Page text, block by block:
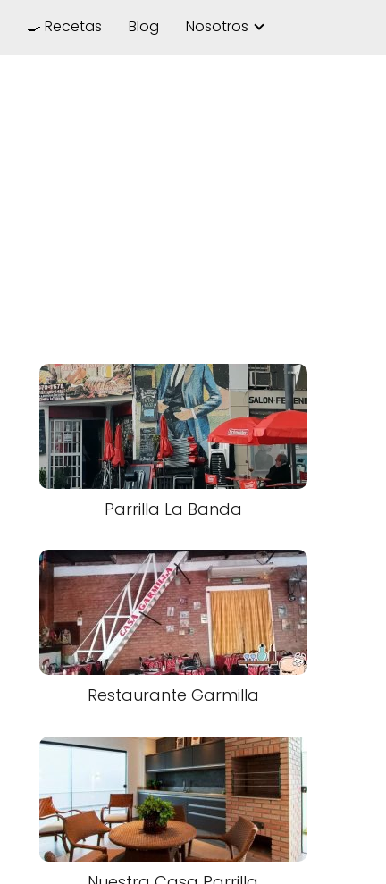
🍳 Recetas Blog Nosotros
Parrilla La Banda
Restaurante Garmilla